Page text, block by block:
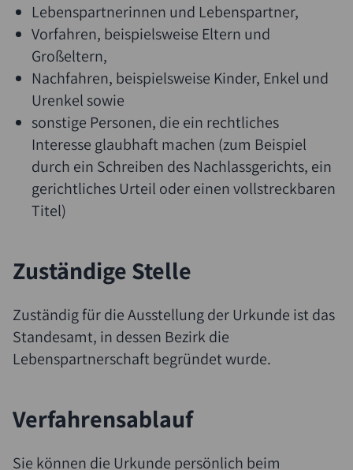
Lebenspartnerinnen und Lebenspartner,
Vorfahren, beispielsweise Eltern und
Großeltern,
Nachfahren, beispielsweise Kinder, Enkel und
Urenkel sowie
sonstige Personen, die ein rechtliches
Interesse glaubhaft machen (zum Beispiel
durch ein Schreiben des Nachlassgerichts, ein
gerichtliches Urteil oder einen vollstreckbaren
Titel)
Zuständige Stelle
Zuständig für die Ausstellung der Urkunde ist das
Standesamt, in dessen Bezirk die
Lebenspartnerschaft begründet wurde.
Verfahrensablauf
Sie können die Urkunde persönlich beim
Suche